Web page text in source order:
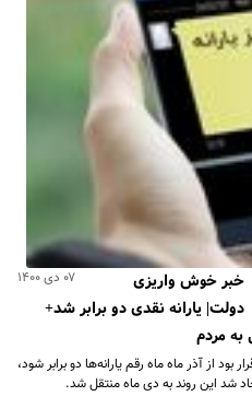
۰۷ دی ۱۴۰۰
خبر خوش واریزی
دولت| یارانه نقدی دو برابر شد+
به مردم
آذر ماه ماه رقم یارانه‌ها دو برابر شود،
شد این روند به دی ماه منتقل شد.